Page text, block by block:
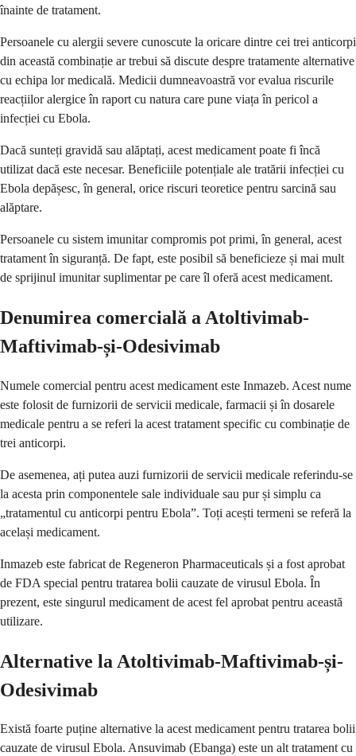
înainte de tratament.
Persoanele cu alergii severe cunoscute la oricare dintre cei trei anticorpi
din această combinație ar trebui să discute despre tratamente alternative
cu echipa lor medicală. Medicii dumneavoastră vor evalua riscurile
reacțiilor alergice în raport cu natura care pune viața în pericol a
infecției cu Ebola.
Dacă sunteți gravidă sau alăptați, acest medicament poate fi încă
utilizat dacă este necesar. Beneficiile potențiale ale tratării infecției cu
Ebola depășesc, în general, orice riscuri teoretice pentru sarcină sau
alăptare.
Persoanele cu sistem imunitar compromis pot primi, în general, acest
tratament în siguranță. De fapt, este posibil să beneficieze și mai mult
de sprijinul imunitar suplimentar pe care îl oferă acest medicament.
Denumirea comercială a Atoltivimab-
Maftivimab-și-Odesivimab
Numele comercial pentru acest medicament este Inmazeb. Acest nume
este folosit de furnizorii de servicii medicale, farmacii și în dosarele
medicale pentru a se referi la acest tratament specific cu combinație de
trei anticorpi.
De asemenea, ați putea auzi furnizorii de servicii medicale referindu-se
la acesta prin componentele sale individuale sau pur și simplu ca
„tratamentul cu anticorpi pentru Ebola”. Toți acești termeni se referă la
același medicament.
Inmazeb este fabricat de Regeneron Pharmaceuticals și a fost aprobat
de FDA special pentru tratarea bolii cauzate de virusul Ebola. În
prezent, este singurul medicament de acest fel aprobat pentru această
utilizare.
Alternative la Atoltivimab-Maftivimab-și-
Odesivimab
Există foarte puține alternative la acest medicament pentru tratarea bolii
cauzate de virusul Ebola. Ansuvimab (Ebanga) este un alt tratament cu